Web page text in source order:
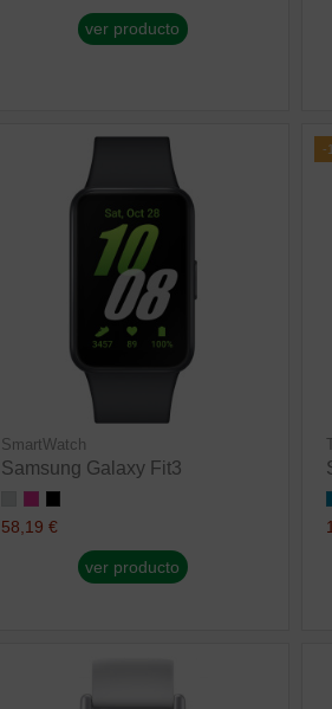
ver producto
SmartWatch
Samsung Galaxy Fit3
58,19 €
ver producto
-